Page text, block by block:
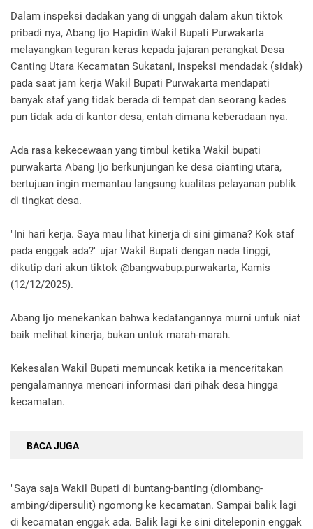
Dalam inspeksi dadakan yang di unggah dalam akun tiktok
pribadi nya, Abang Ijo Hapidin Wakil Bupati Purwakarta
melayangkan teguran keras kepada jajaran perangkat Desa
Canting Utara Kecamatan Sukatani, inspeksi mendadak (sidak)
pada saat jam kerja Wakil Bupati Purwakarta mendapati
banyak staf yang tidak berada di tempat dan seorang kades
pun tidak ada di kantor desa, entah dimana keberadaan nya.
Ada rasa kekecewaan yang timbul ketika Wakil bupati
purwakarta Abang Ijo berkunjungan ke desa cianting utara,
bertujuan ingin memantau langsung kualitas pelayanan publik
di tingkat desa.
"Ini hari kerja. Saya mau lihat kinerja di sini gimana? Kok staf
pada enggak ada?" ujar Wakil Bupati dengan nada tinggi,
dikutip dari akun tiktok @bangwabup.purwakarta, Kamis
(12/12/2025).
Abang Ijo menekankan bahwa kedatangannya murni untuk niat
baik melihat kinerja, bukan untuk marah-marah.
Kekesalan Wakil Bupati memuncak ketika ia menceritakan
pengalamannya mencari informasi dari pihak desa hingga
kecamatan.
BACA JUGA
"Saya saja Wakil Bupati di buntang-banting (diombang-
ambing/dipersulit) ngomong ke kecamatan. Sampai balik lagi
di kecamatan enggak ada. Balik lagi ke sini diteleponin enggak